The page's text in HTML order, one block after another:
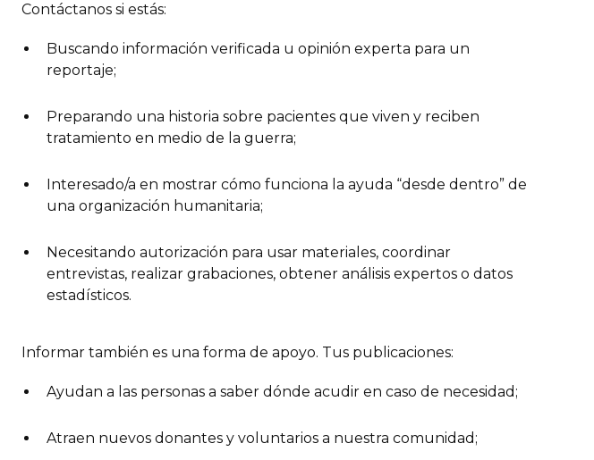
Contáctanos si estás:
Buscando información verificada u opinión experta para un
reportaje;
Preparando una historia sobre pacientes que viven y reciben
tratamiento en medio de la guerra;
Interesado/a en mostrar cómo funciona la ayuda “desde dentro” de
una organización humanitaria;
Necesitando autorización para usar materiales, coordinar
entrevistas, realizar grabaciones, obtener análisis expertos o datos
estadísticos.
Informar también es una forma de apoyo. Tus publicaciones:
Ayudan a las personas a saber dónde acudir en caso de necesidad;
Atraen nuevos donantes y voluntarios a nuestra comunidad;